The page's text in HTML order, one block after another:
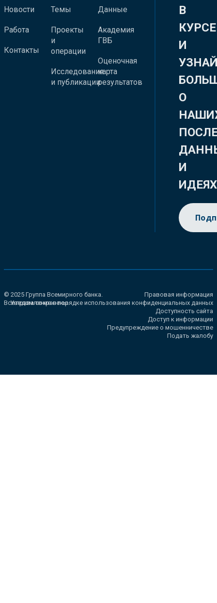
Новости
Работа
Контакты
Темы
Проекты
и
операции
Исследования
и публикации
Данные
Академия
ГВБ
Оценочная
карта
результатов
В
КУРСЕ
И
О
И
ИДЕЯХ
© 2025 Группа Всемирного банка.
Все права сохранены.
Правовая информация
Уведомление о порядке использования конфиденциальных данных
Доступность сайта
Доступ к информации
Предупреждение о мошенничестве
Подать жалобу